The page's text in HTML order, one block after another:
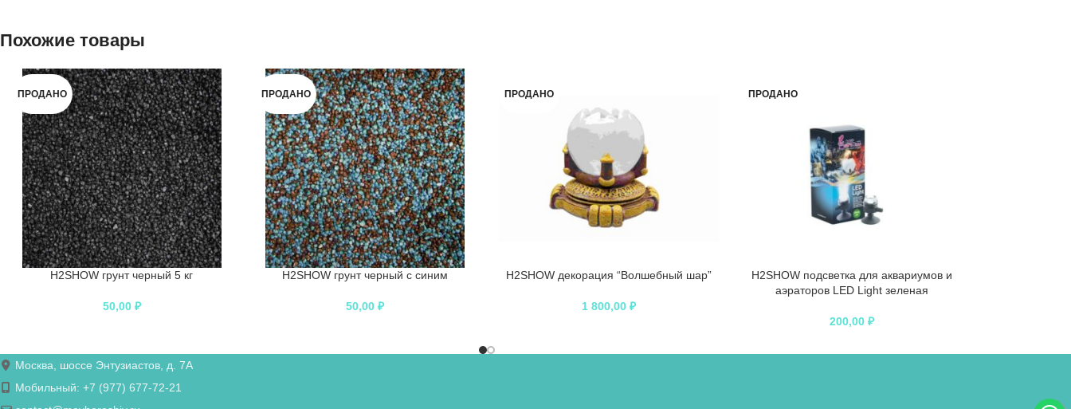
Похожие товары
ПРОДАНО
H2SHOW грунт черный 5 кг
50,00 ₽
ПРОДАНО
H2SHOW грунт черный с синим
50,00₽
ПРОДАНО
H2SHOW декорация “Волшебный шар”
1 800,00 ₽
ПРОДАНО
H2SHOW подсветка для аквариумов и
аэраторов LED Light зеленая
200,00₽
Москва, шоссе Энтузиастов, д. 7А
Мобильный: +7 (977) 677-72-21